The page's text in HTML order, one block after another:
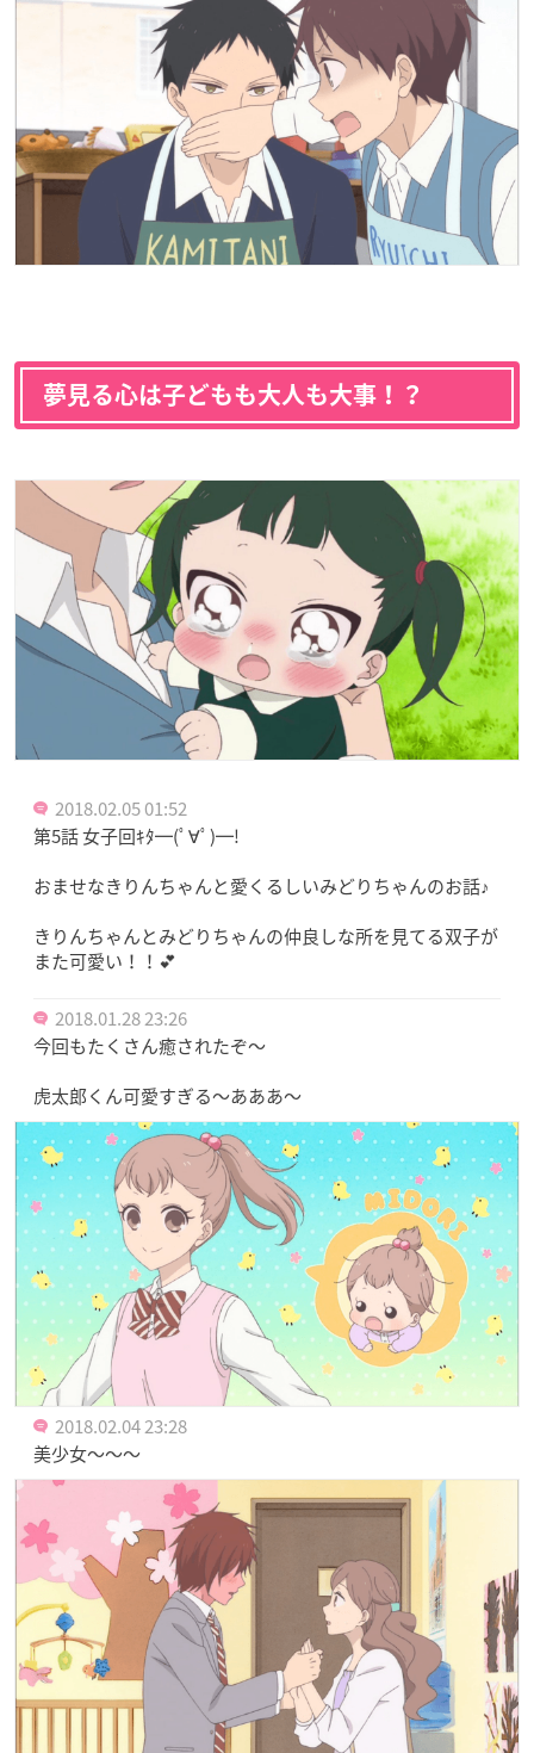
夢見る心は子どもも大人も大事！？
2018.02.05 01:52
第5話 女子回ｷﾀ━(ﾟ∀ﾟ)━!
おませなきりんちゃんと愛くるしいみどりちゃんのお話♪
きりんちゃんとみどりちゃんの仲良しな所を見てる双子が
また可愛い！！💕
2018.01.28 23:26
今回もたくさん癒されたぞ〜
虎太郎くん可愛すぎる〜あああ〜
2018.02.04 23:28
美少女～～～